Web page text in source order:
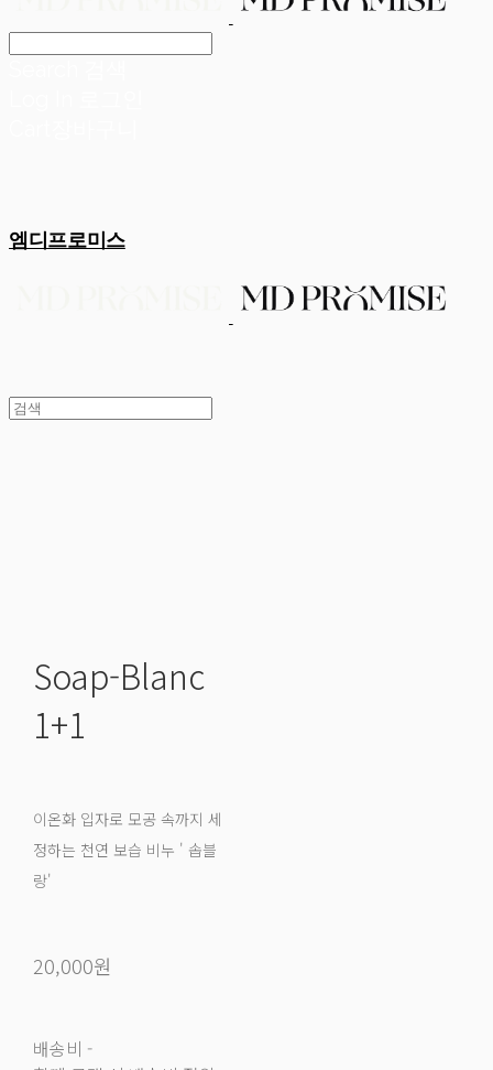
엠디프로미스
Soap-Blanc
1+1
이온화 입자로 모공 속까지 세
정하는 천연 보습 비누 ' 솝블
랑'
20,000원
배송비 -